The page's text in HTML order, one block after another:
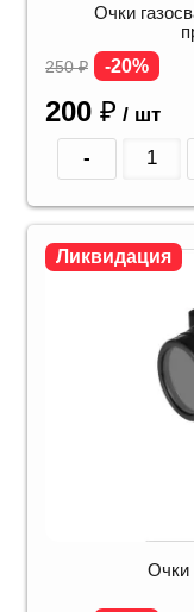
Очки
250₽ -20%
200 ₽ / шт
-
Ликвидация
Очки